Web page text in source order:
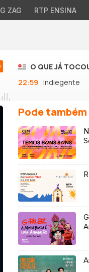
ZAG RTP ENSINA
O QUE JÁ
22:59 Indiegente
Pode